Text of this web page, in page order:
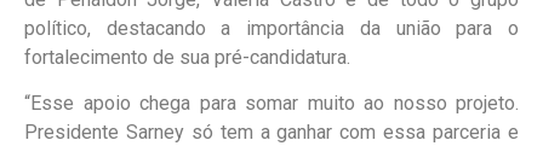
político, destacando a importância da união para o
fortalecimento de sua pré-candidatura.
“Esse apoio chega para somar muito ao nosso projeto.
Presidente Sarney só tem a ganhar com essa parceria e